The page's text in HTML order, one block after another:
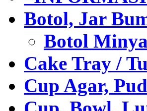
Botol, Jar
Botol
Cake Tray /
Cup Agar,